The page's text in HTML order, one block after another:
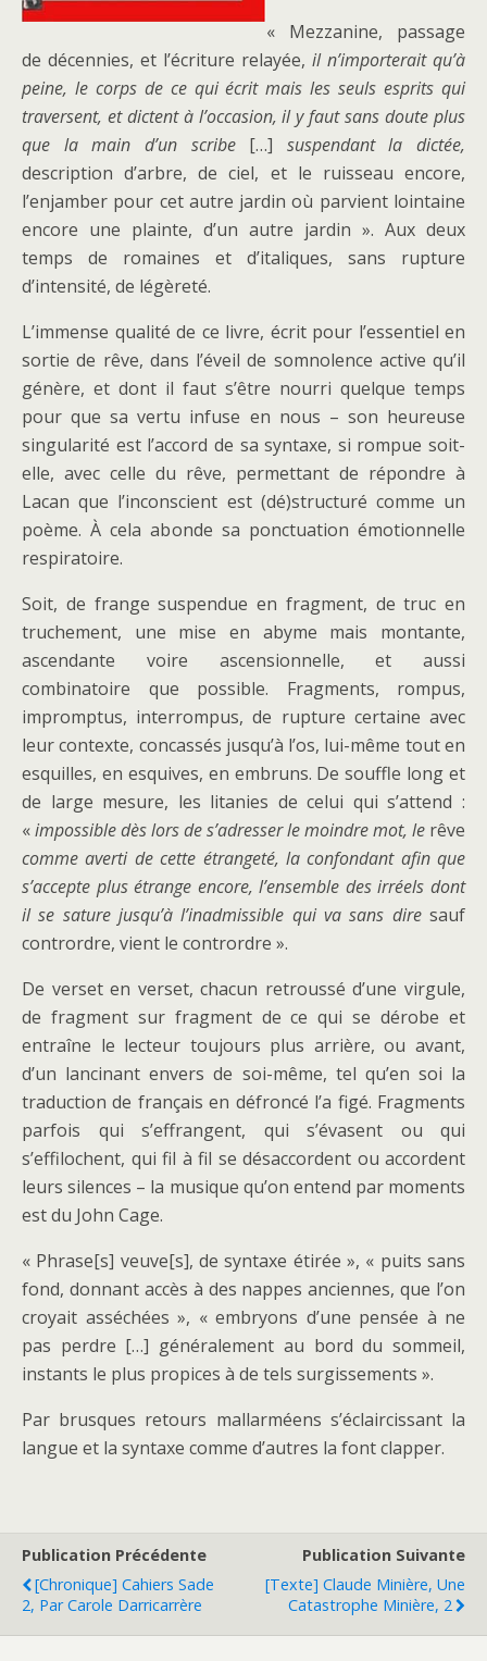
« Mezzanine, passage
de décennies, et l’écriture relayée, il n’importerait qu’à
peine, le corps de ce qui écrit mais les seuls esprits qui
traversent, et dictent à l’occasion, il y faut sans doute plus
que la main d’un scribe […] suspendant la dictée,
description d’arbre, de ciel, et le ruisseau encore,
l’enjamber pour cet autre jardin où parvient lointaine
encore une plainte, d’un autre jardin ». Aux deux
temps de romaines et d’italiques, sans rupture
d’intensité, de légèreté.
L’immense qualité de ce livre, écrit pour l’essentiel en
sortie de rêve, dans l’éveil de somnolence active qu’il
génère, et dont il faut s’être nourri quelque temps
pour que sa vertu infuse en nous – son heureuse
singularité est l’accord de sa syntaxe, si rompue soit-
elle, avec celle du rêve, permettant de répondre à
Lacan que l’inconscient est (dé)structuré comme un
poème. À cela abonde sa ponctuation émotionnelle
respiratoire.
Soit, de frange suspendue en fragment, de truc en
truchement, une mise en abyme mais montante,
ascendante voire ascensionnelle, et aussi
combinatoire que possible. Fragments, rompus,
impromptus, interrompus, de rupture certaine avec
leur contexte, concassés jusqu’à l’os, lui-même tout en
esquilles, en esquives, en embruns. De souffle long et
de large mesure, les litanies de celui qui s’attend :
«impossible dès lors de s’adresser le moindre mot, le rêve
comme averti de cette étrangeté, la confondant afin que
s’accepte plus étrange encore, l’ensemble des irréels dont
il se sature jusqu’à l’inadmissible qui va sans dire sauf
contrordre, vient le contrordre ».
De verset en verset, chacun retroussé d’une virgule,
de fragment sur fragment de ce qui se dérobe et
entraîne le lecteur toujours plus arrière, ou avant,
d’un lancinant envers de soi-même, tel qu’en soi la
traduction de français en défroncé l’a figé. Fragments
parfois qui s’effrangent, qui s’évasent ou qui
s’effilochent, qui fil à fil se désaccordent ou accordent
leurs silences – la musique qu’on entend par moments
est du John Cage.
« Phrase[s] veuve[s], de syntaxe étirée », « puits sans
fond, donnant accès à des nappes anciennes, que l’on
croyait asséchées », « embryons d’une pensée à ne
pas perdre […] généralement au bord du sommeil,
instants le plus propices à de tels surgissements ».
Par brusques retours mallarméens s’éclaircissant la
langue et la syntaxe comme d’autres la font clapper.
Publication Précédente
[Chronique] Cahiers Sade
2, Par Carole Darricarrère
Publication Suivante
[Texte] Claude Minière, Une
Catastrophe Minière, 2